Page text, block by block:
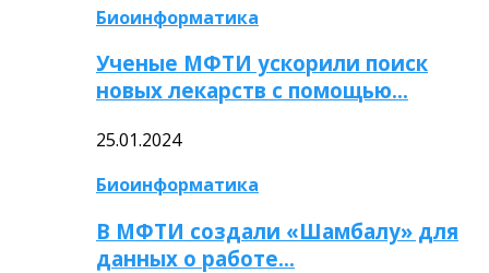
Биоинформатика
Ученые МФТИ ускорили поиск
новых лекарств с помощью…
25.01.2024
Биоинформатика
В МФТИ создали «Шамбалу» для
данных о работе…